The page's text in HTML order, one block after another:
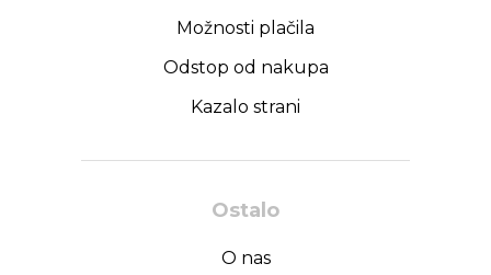
Možnosti plačila
Odstop od nakupa
Kazalo strani
Ostalo
O nas